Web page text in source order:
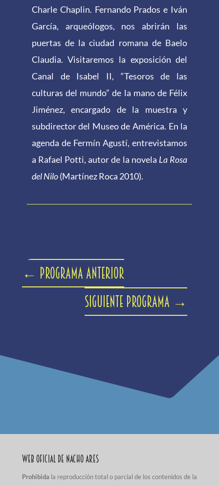
Charle Chaplin. Fernando Prados e Iván
García, arqueólogos, nos abrirán las
puertas de la ciudad romana de Baelo
Claudia. Visitaremos la exposición del
Canal de Isabel II, “Tesoros de las
culturas del mundo” de la mano de Félix
Jiménez, encargado de la muestra y
subdirector del Museo de América. En la
agenda de Fermín Agustí, entrevistamos
a Rafael Potti, autor de la novela La Rosa
del Nilo(Martínez Roca 2010).
← Programa anterior
Siguiente programa →
Web Oficial de Nacho Ares
Prohibida la reproducción total o parcial de los contenidos de la